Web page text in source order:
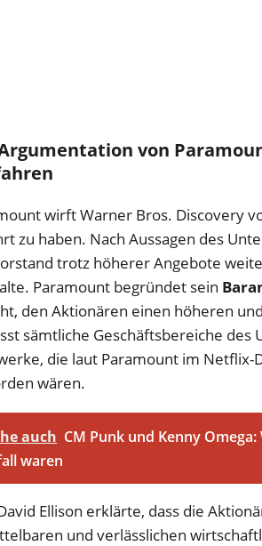
von
wirft Warner Bros. Discovery
zu haben. Nach Aussagen des
trotz höherer Angebote
Paramount begründet sein
den Aktionären einen höheren
sämtliche Geschäftsbereiche
die laut Paramount im
wären.
auch CM Punk und Kenny
waren
Ellison erklärte, dass die
und verlässlichen